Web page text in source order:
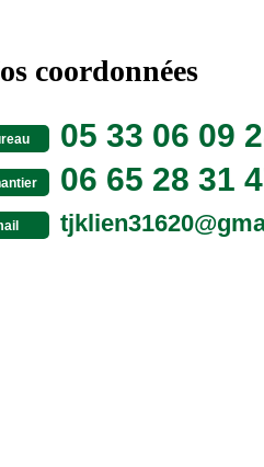
coordonnées
05 33 06 09
06 65 28 31